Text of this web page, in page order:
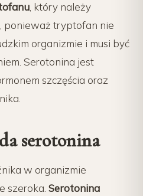
, który należy
ponieważ tryptofan nie
organizmie i musi być
Serotonina jest
szczęścia oraz
serotonina
w organizmie
szeroka. Serotonina